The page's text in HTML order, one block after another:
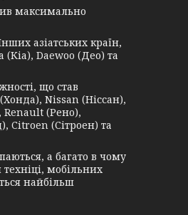
максимально
азіатських країн,
Daewoo (Део) та
що став
Nissan (Ніссан),
Renault (Рено),
Citroen (Сітроен) та
а багато в чому
мобільних
найбільш